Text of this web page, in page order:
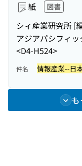
紙 図書
シィ産業研究所 [
アジアパシフィ
<D4-H524>
件名 情報産業--日
も